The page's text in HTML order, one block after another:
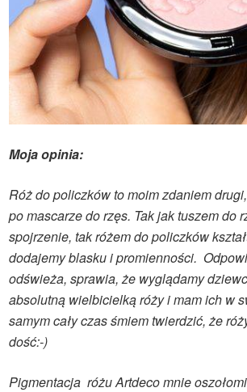
Moja opinia:
Róż do policzków to moim zdaniem
po mascarze do rzęs. Tak jak tuszem do
spojrzenie, tak różem do policzków
dodajemy blasku i promienności.
odświeża, sprawia, że wyglądamy
absolutną wielbicielką róży i mam ich w
samym cały czas śmiem twierdzić, że
dość:-)
Pigmentacja różu Artdeco mnie